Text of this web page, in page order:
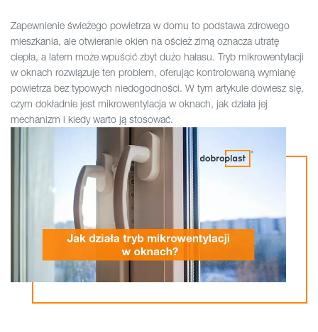
Zapewnienie świeżego powietrza w domu to podstawa zdrowego
mieszkania, ale otwieranie okien na oścież zimą oznacza utratę
ciepła, a latem może wpuścić zbyt dużo hałasu. Tryb mikrowentylacji
w oknach rozwiązuje ten problem, oferując kontrolowaną wymianę
powietrza bez typowych niedogodności. W tym artykule dowiesz się,
czym dokładnie jest mikrowentylacja w oknach, jak działa jej
mechanizm i kiedy warto ją stosować.